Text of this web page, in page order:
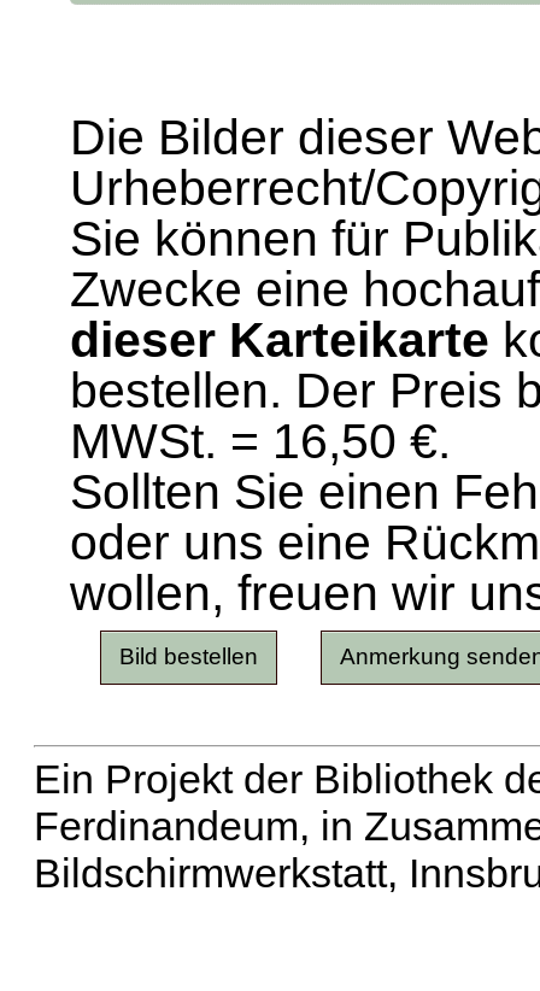
Die Bilder dieser
Urheberrecht/
Sie können für
Zwecke eine
dieser Karteikarte
bestellen. Der Preis
MWSt. = 16,50 €.
Sollten Sie einen
oder uns eine
wollen, freuen wir
Ein Projekt der Bibliothek
Ferdinandeum, in
Bildschirmwerkstatt,